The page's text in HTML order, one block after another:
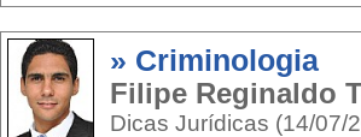
» Criminologia
Filipe Reginaldo
Dicas Jurídicas (14/07/